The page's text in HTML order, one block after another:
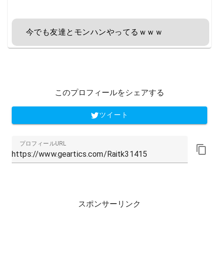
今でも友達とモンハンやってるｗｗｗ
このプロフィールをシェアする
ツイート
プロフィールURL
スポンサーリンク